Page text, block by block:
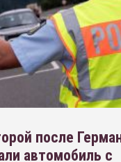
после
автомобиль с